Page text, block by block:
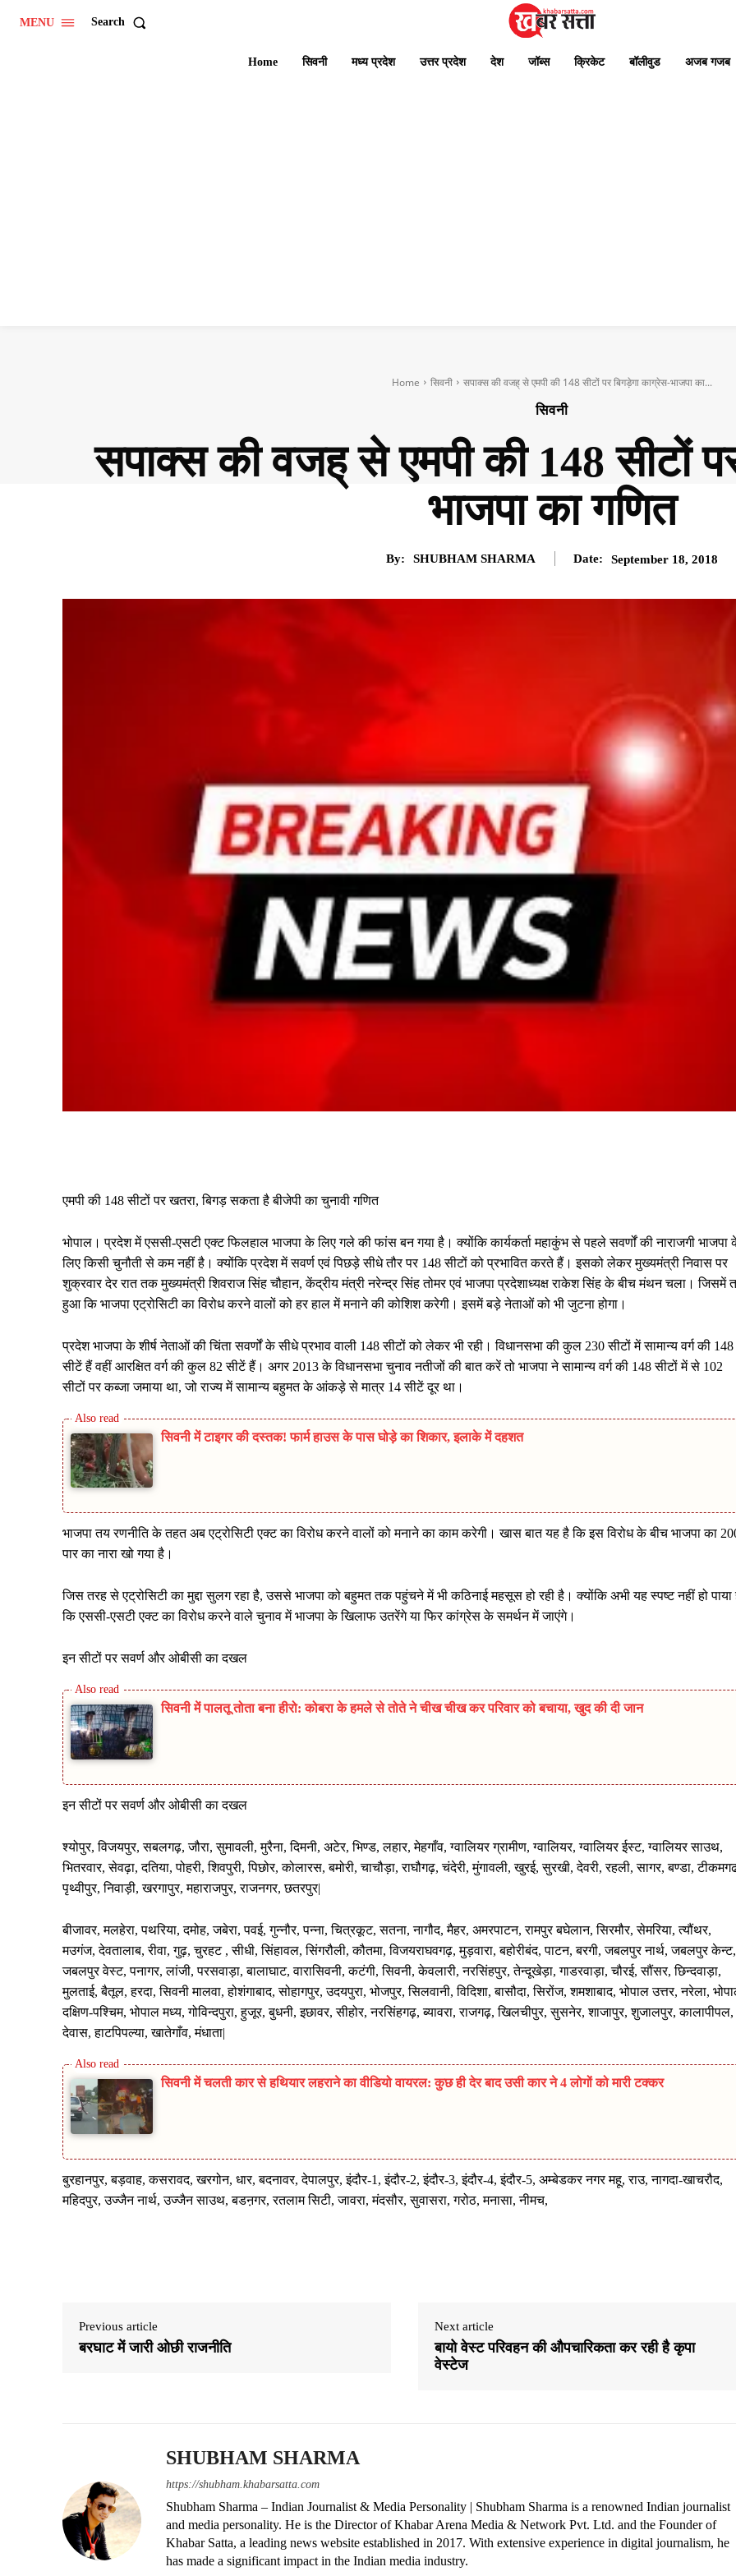
MENU Search
Home सिवनी मध्य प्रदेश उत्तर प्रदेश देश जॉब्स क्रिकेट बॉलीवुड अजब गजब
Home सिवनी सपाक्स की वजह् से एमपी की 148 सीटों पर बिगड़ेगा काग्रेस-भाजपा का...
सिवनी
सपाक्स की वजह् से एमपी की 148 सीटों
भाजपा का गणित
By: SHUBHAM SHARMA Date: September 18, 2018
एमपी की 148 सीटों पर खतरा, बिगड़ सकता है बीजेपी का चुनावी गणित
भोपाल। प्रदेश में एससी-एसटी एक्ट फिलहाल भाजपा के लिए गले की फांस बन गया है। क्योंकि कार्यकर्ता महाकुंभ से पहले सवर्णों की नाराजगी भाजपा
लिए किसी चुनौती से कम नहीं है। क्योंकि प्रदेश में सवर्ण एवं पिछड़े सीधे तौर पर 148 सीटों को प्रभावित करते हैं। इसको लेकर मुख्यमंत्री निवास पर
शुक्रवार देर रात तक मुख्यमंत्री शिवराज सिंह चौहान, केंद्रीय मंत्री नरेन्द्र सिंह तोमर एवं भाजपा प्रदेशाध्यक्ष राकेश सिंह के बीच मंथन चला। जिसमें
हुआ कि भाजपा एट्रोसिटी का विरोध करने वालों को हर हाल में मनाने की कोशिश करेगी। इसमें बड़े नेताओं को भी जुटना होगा।
प्रदेश भाजपा के शीर्ष नेताओं की चिंता सवर्णों के सीधे प्रभाव वाली 148 सीटों को लेकर भी रही। विधानसभा की कुल 230 सीटों में सामान्य वर्ग की 148
सीटें हैं वहीं आरक्षित वर्ग की कुल 82 सीटें हैं। अगर 2013 के विधानसभा चुनाव नतीजों की बात करें तो भाजपा ने सामान्य वर्ग की 148 सीटों में से 102
सीटों पर कब्जा जमाया था, जो राज्य में सामान्य बहुमत के आंकड़े से मात्र 14 सीटें दूर था।
सिवनी में टाइगर की दस्तक! फार्म हाउस के पास घोड़े का शिकार, इलाके में दहशत
भाजपा तय रणनीति के तहत अब एट्रोसिटी एक्ट का विरोध करने वालों को मनाने का काम करेगी। खास बात यह है कि इस विरोध के बीच भाजपा का
पार का नारा खो गया है।
जिस तरह से एट्रोसिटी का मुद्दा सुलग रहा है, उससे भाजपा को बहुमत तक पहुंचने में भी कठिनाई महसूस हो रही है। क्योंकि अभी यह स्पष्ट नहीं हो पाया
कि एससी-एसटी एक्ट का विरोध करने वाले चुनाव में भाजपा के खिलाफ उतरेंगे या फिर कांग्रेस के समर्थन में जाएंगे।
इन सीटों पर सवर्ण और ओबीसी का दखल
सिवनी में पालतू तोता बना हीरो: कोबरा के हमले से तोते ने चीख चीख कर परिवार को बचाया, खुद की दी जान
इन सीटों पर सवर्ण और ओबीसी का दखल
श्योपुर, विजयपुर, सबलगढ़, जौरा, सुमावली, मुरैना, दिमनी, अटेर, भिण्ड, लहार, मेहगाँव, ग्वालियर ग्रामीण, ग्वालियर, ग्वालियर ईस्ट, ग्वालियर साउथ,
भितरवार, सेवढ़ा, दतिया, पोहरी, शिवपुरी, पिछोर, कोलारस, बमोरी, चाचौड़ा, राघौगढ़, चंदेरी, मुंगावली, खुरई, सुरखी, देवरी, रहली, सागर, बण्डा,
पृथ्वीपुर, निवाड़ी, खरगापुर, महाराजपुर, राजनगर, छतरपुर|
बीजावर, मलहेरा, पथरिया, दमोह, जबेरा, पवई, गुन्नौर, पन्ना, चित्रकूट, सतना, नागौद, मैहर, अमरपाटन, रामपुर बघेलान, सिरमौर, सेमरिया, त्यौंथर,
मउगंज, देवतालाब, रीवा, गुढ़, चुरहट , सीधी, सिंहावल, सिंगरौली, कौतमा, विजयराघवगढ़, मुड़वारा, बहोरीबंद, पाटन, बरगी, जबलपुर नार्थ, जबलपुर केन्ट,
जबलपुर वेस्ट, पनागर, लांजी, परसवाड़ा, बालाघाट, वारासिवनी, कटंगी, सिवनी, केवलारी, नरसिंहपुर, तेन्दूखेड़ा, गाडरवाड़ा, चौरई, सौंसर, छिन्दवाड़ा,
मुलताई, बैतूल, हरदा, सिवनी मालवा, होशंगाबाद, सोहागपुर, उदयपुरा, भोजपुर, सिलवानी, विदिशा, बासौदा, सिरोंज, शमशाबाद, भोपाल उत्तर, नरेला,
दक्षिण-पश्चिम, भोपाल मध्य, गोविन्दपुरा, हुजूर, बुधनी, इछावर, सीहोर, नरसिंहगढ़, ब्यावरा, राजगढ़, खिलचीपुर, सुसनेर, शाजापुर, शुजालपुर, कालापीपल,
देवास, हाटपिपल्या, खातेगाँव, मंधाता|
सिवनी में चलती कार से हथियार लहराने का वीडियो वायरल: कुछ ही देर बाद उसी कार ने 4 लोगों को मारी टक्कर
बुरहानपुर, बड़वाह, कसरावद, खरगोन, धार, बदनावर, देपालपुर, इंदौर-1, इंदौर-2, इंदौर-3, इंदौर-4, इंदौर-5, अम्बेडकर नगर महू, राउ, नागदा-खाचरौद,
महिदपुर, उज्जैन नार्थ, उज्जैन साउथ, बडऩगर, रतलाम सिटी, जावरा, मंदसौर, सुवासरा, गरोठ, मनासा, नीमच,
Previous article
बरघाट में जारी ओछी राजनीति
Next article
बायो वेस्ट परिवहन की औपचारिकता कर रही है कृपा
वेस्टेज
SHUBHAM SHARMA
https://shubham.khabarsatta.com
Shubham Sharma – Indian Journalist & Media Personality | Shubham Sharma is a renowned Indian journalist
and media personality. He is the Director of Khabar Arena Media & Network Pvt. Ltd. and the Founder of
Khabar Satta, a leading news website established in 2017. With extensive experience in digital journalism, he
has made a significant impact in the Indian media industry.